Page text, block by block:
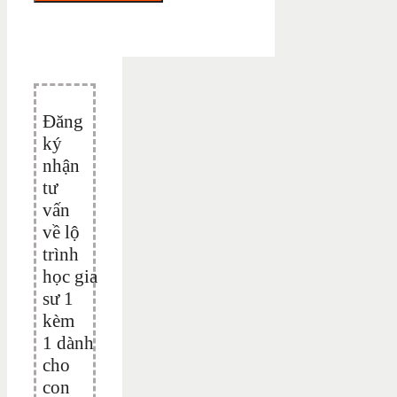
Đăng
ký
nhận
tư
vấn
về lộ
trình
học gia
sư 1
kèm
1 dành
cho
con